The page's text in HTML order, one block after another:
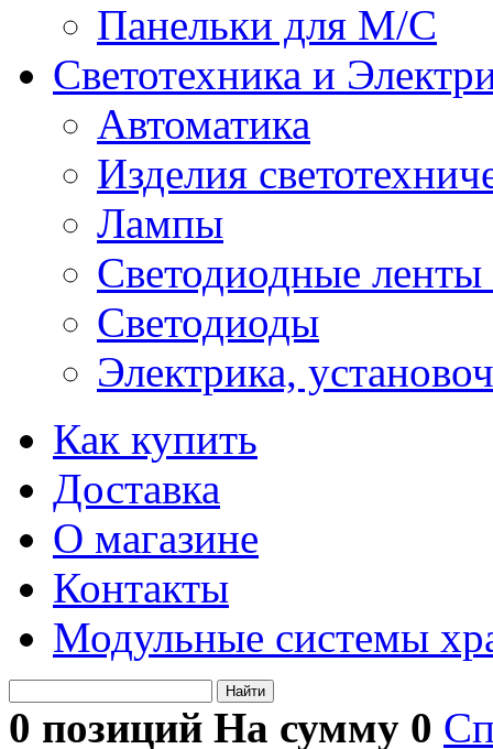
Панельки для М/С
Светотехника и
Автоматика
Изделия
Лампы
Светодиодные
Светодиоды
Электрика,
Как купить
Доставка
О магазине
Контакты
Модульные системы
Найти
0 позиций На сумму 0